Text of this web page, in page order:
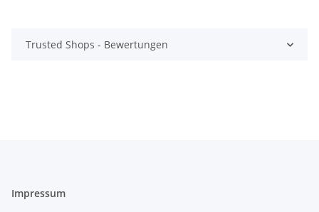
Trusted Shops - Bewertungen
Impressum